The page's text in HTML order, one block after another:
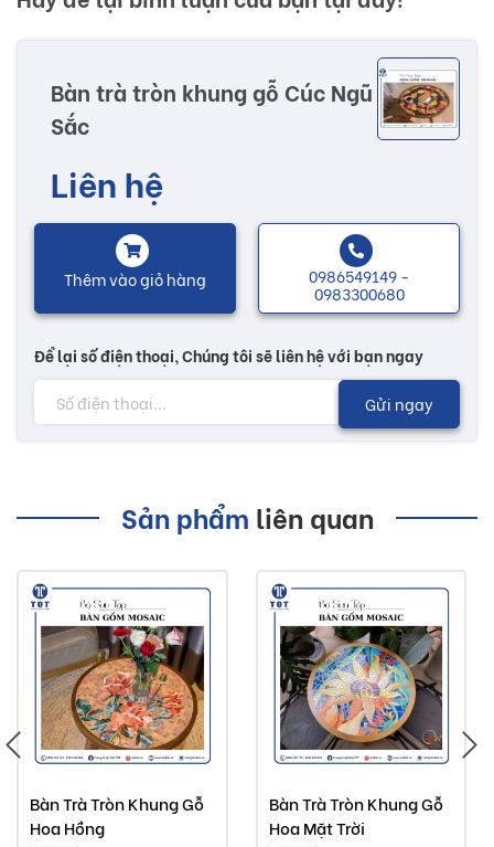
Bàn trà tròn khung gỗ Cúc Ngũ
Sắc
Liên hệ
Thêm vào giỏ hàng 0986549149 -
0983300680
Để lại số điện thoại, Chúng tôi sẽ liên hệ với bạn ngay
Gửi ngay
Sản phẩm liên quan
Bàn Trà Tròn Khung Gỗ
Hoa Hồng
Bàn Trà Tròn Khung Gỗ
Hoa Mặt Trời